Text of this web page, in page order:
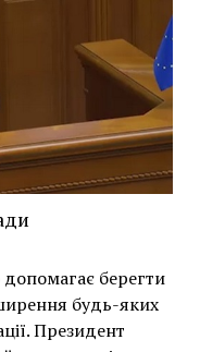
берегти
будь-яких
Президент